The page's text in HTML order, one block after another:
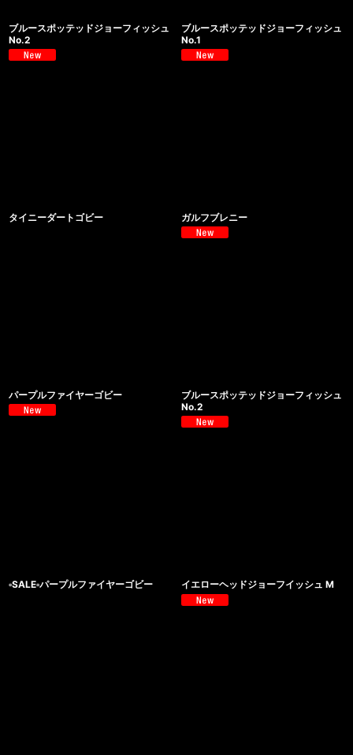
ブルースポッテッドジョーフィッシュ
No.2
ブルースポッテッドジョーフィッシュ
No.1
タイニーダートゴビー ガルフブレニー
パープルファイヤーゴビー
ブルースポッテッドジョーフィッシュ
No.2
▫️SALE▫️パープルファイヤーゴビー イエローヘッドジョーフイッシュ M